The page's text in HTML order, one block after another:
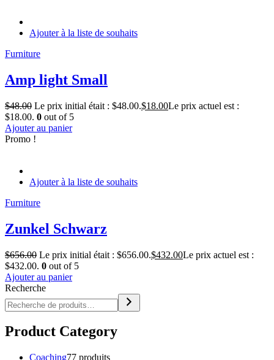
Ajouter à la liste de souhaits
Furniture
Amp light Small
$48.00 Le prix initial était : $48.00.$18.00Le prix actuel est :
$18.00. 0 out of 5
Ajouter au panier
Promo !
Ajouter à la liste de souhaits
Furniture
Zunkel Schwarz
$656.00 Le prix initial était : $656.00.$432.00Le prix actuel est :
$432.00. 0 out of 5
Ajouter au panier
Recherche
Product Category
Coaching77 produits